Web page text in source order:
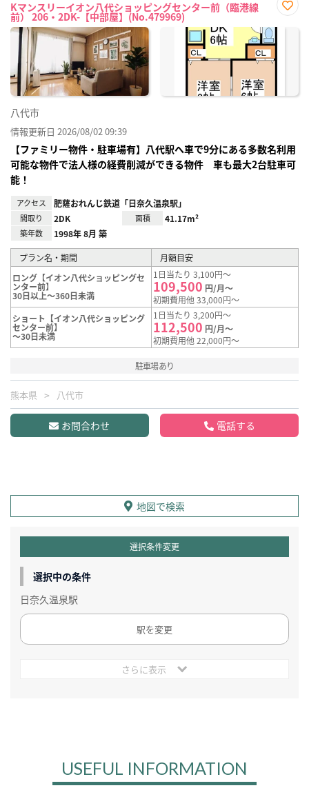
Kマンスリーイオン八代ショッピングセンター前（臨港線
前） 206・2DK-【中部屋】(No.479969)
に入
八代市
情報更新日 2026/08/02 09:39
【ファミリー物件・駐車場有】八代駅へ車で9分にある多数名利用
可能な物件で法人様の経費削減ができる物件 車も最大2台駐車可
能！
アクセス 肥薩おれんじ鉄道「日奈久温泉駅」
間取り 2DK 面積 41.17m²
築年数 1998年 8月 築
プラン名・期間
月額目安
ロング【イオン八代ショッピングセ
ンター前】
30日以上～360日未満
1日当たり 3,100円～
109,500 円/月～
初期費用他 33,000円～
ショート【イオン八代ショッピング
センター前】
～30日未満
1日当たり 3,200円～
112,500 円/月～
初期費用他 22,000円～
駐車場あり
熊本県 八代市
お問合わせ 電話する
地図で検索
選択条件変更
選択中の条件
日奈久温泉駅
駅を変更
さらに表示
USEFUL INFORMATION